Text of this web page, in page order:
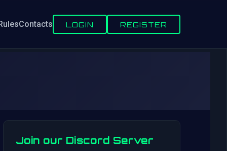
Contacts LOGIN REGISTER
Join our Discord Server